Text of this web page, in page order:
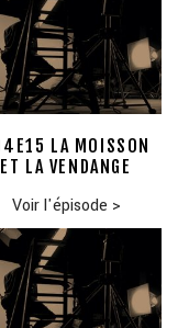
LA MOISSON
ET LA VENDANGE
Voir l'épisode >